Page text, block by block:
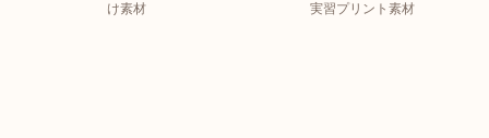
け素材
実習プリント素材